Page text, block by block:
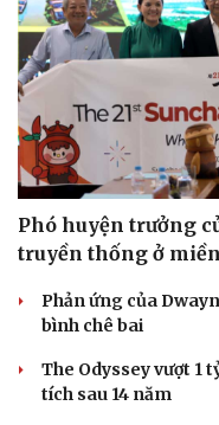
Phó huyện trưởng
truyền thống ở
Phản ứng của
bình chê bai
The Odyssey vượt 1
tích sau 14 năm